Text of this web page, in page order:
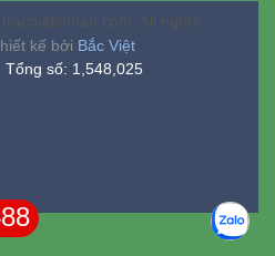
All rights
kế bởi Bắc Việt
số: 1,548,025